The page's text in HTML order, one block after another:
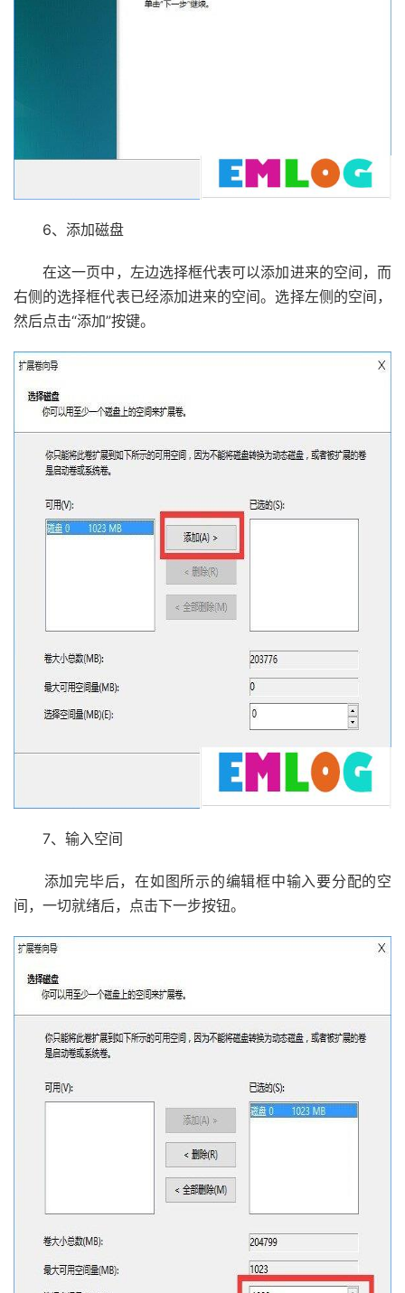
6、添加磁盘
在这一页中，左边选择框代表可以添加进来的空间，而
右侧的选择框代表已经添加进来的空间。选择左侧的空间，
然后点击“添加”按键。
7、输入空间
添加完毕后，在如图所示的编辑框中输入要分配的空
间，一切就绪后，点击下一步按钮。